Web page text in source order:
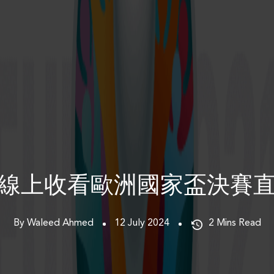
上收看歐洲國家盃決賽
By Waleed Ahmed 12 July 2024 2 Mins Read